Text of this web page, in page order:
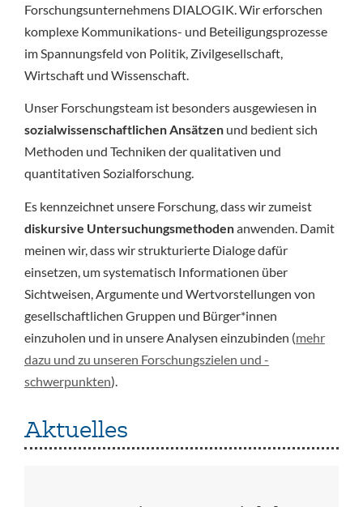
Forschungsunternehmens DIALOGIK. Wir erforschen
komplexe Kommunikations- und Beteiligungsprozesse
im Spannungsfeld von Politik, Zivilgesellschaft,
Wirtschaft und Wissenschaft.
Unser Forschungsteam ist besonders ausgewiesen in
sozialwissenschaftlichen Ansätzenund bedient sich
Methoden und Techniken der qualitativen und
quantitativen Sozialforschung.
Es kennzeichnet unsere Forschung, dass wir zumeist
diskursive Untersuchungsmethodenanwenden. Damit
meinen wir, dass wir strukturierte Dialoge dafür
einsetzen, um systematisch Informationen über
Sichtweisen, Argumente und Wertvorstellungen von
gesellschaftlichen Gruppen und Bürger*innen
einzuholen und in unsere Analysen einzubinden (mehr
dazu und zu unseren Forschungszielen und -
schwerpunkten).
Aktuelles